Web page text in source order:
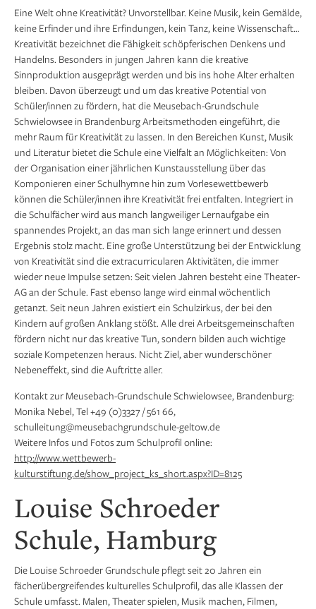
Eine Welt ohne Kreativität? Unvorstellbar. Keine Musik, kein Gemälde,
keine Erfinder und ihre Erfindungen, kein Tanz, keine Wissenschaft…
Kreativität bezeichnet die Fähigkeit schöpferischen Denkens und
Handelns. Besonders in jungen Jahren kann die kreative
Sinnproduktion ausgeprägt werden und bis ins hohe Alter erhalten
bleiben. Davon überzeugt und um das kreative Potential von
Schüler/innen zu fördern, hat die Meusebach-Grundschule
Schwielowsee in Brandenburg Arbeitsmethoden eingeführt, die
mehr Raum für Kreativität zu lassen. In den Bereichen Kunst, Musik
und Literatur bietet die Schule eine Vielfalt an Möglichkeiten: Von
der Organisation einer jährlichen Kunstausstellung über das
Komponieren einer Schulhymne hin zum Vorlesewettbewerb
können die Schüler/innen ihre Kreativität frei entfalten. Integriert in
die Schulfächer wird aus manch langweiliger Lernaufgabe ein
spannendes Projekt, an das man sich lange erinnert und dessen
Ergebnis stolz macht. Eine große Unterstützung bei der Entwicklung
von Kreativität sind die extracurricularen Aktivitäten, die immer
wieder neue Impulse setzen: Seit vielen Jahren besteht eine Theater-
AG an der Schule. Fast ebenso lange wird einmal wöchentlich
getanzt. Seit neun Jahren existiert ein Schulzirkus, der bei den
Kindern auf großen Anklang stößt. Alle drei Arbeitsgemeinschaften
fördern nicht nur das kreative Tun, sondern bilden auch wichtige
soziale Kompetenzen heraus. Nicht Ziel, aber wunderschöner
Nebeneffekt, sind die Auftritte aller.
Kontakt zur Meusebach-Grundschule Schwielowsee, Brandenburg:
Monika Nebel, Tel +49 (0)3327 / 561 66,
schulleitung@meusebachgrundschule-geltow.de
Weitere Infos und Fotos zum Schulprofil online:
http://www.wettbewerb-
kulturstiftung.de/show_project_ks_short.aspx?ID=8125
Louise Schroeder
Schule, Hamburg
Die Louise Schroeder Grundschule pflegt seit 20 Jahren ein
fächerübergreifendes kulturelles Schulprofil, das alle Klassen der
Schule umfasst. Malen, Theater spielen, Musik machen, Filmen,